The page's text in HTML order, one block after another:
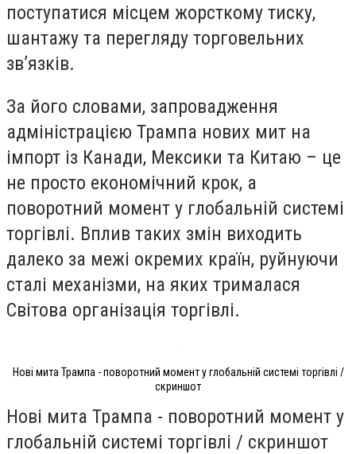
поступатися місцем жорсткому тиску,
шантажу та перегляду торговельних
зв’язків.
За його словами, запровадження
адміністрацією Трампа нових мит на
імпорт із Канади, Мексики та Китаю – це
не просто економічний крок, а
поворотний момент у глобальній системі
торгівлі. Вплив таких змін виходить
далеко за межі окремих країн, руйнуючи
сталі механізми, на яких трималася
Світова організація торгівлі.
Нові мита Трампа - поворотний момент у глобальній системі торгівлі /
скриншот
Нові мита Трампа - поворотний момент у
глобальній системі торгівлі / скриншот